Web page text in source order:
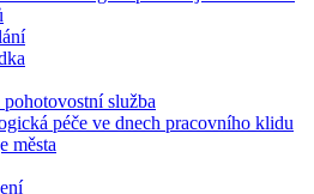
služba
péče ve dnech pracovního klidu
města